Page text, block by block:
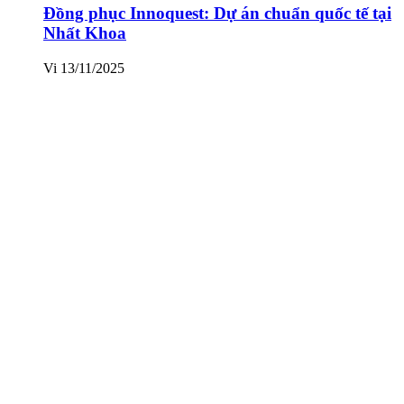
Đồng phục Innoquest: Dự án chuẩn quốc tế tại
Nhất Khoa
Vi 13/11/2025